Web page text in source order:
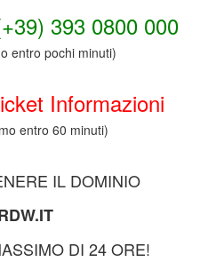
393 0800 000
entro pochi minuti)
Informazioni
entro 60 minuti)
IL DOMINIO
DI 24 ORE!